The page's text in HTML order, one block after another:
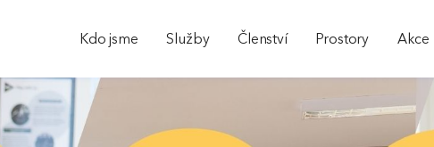
Kdo jsme Služby Členství Prostory Akce